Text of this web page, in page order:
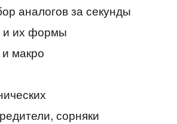
аналогов за секунды
и их формы
макро
сорняки